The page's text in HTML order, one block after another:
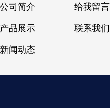
公司简介
产品展示
新闻动态
给我留言
联系我们